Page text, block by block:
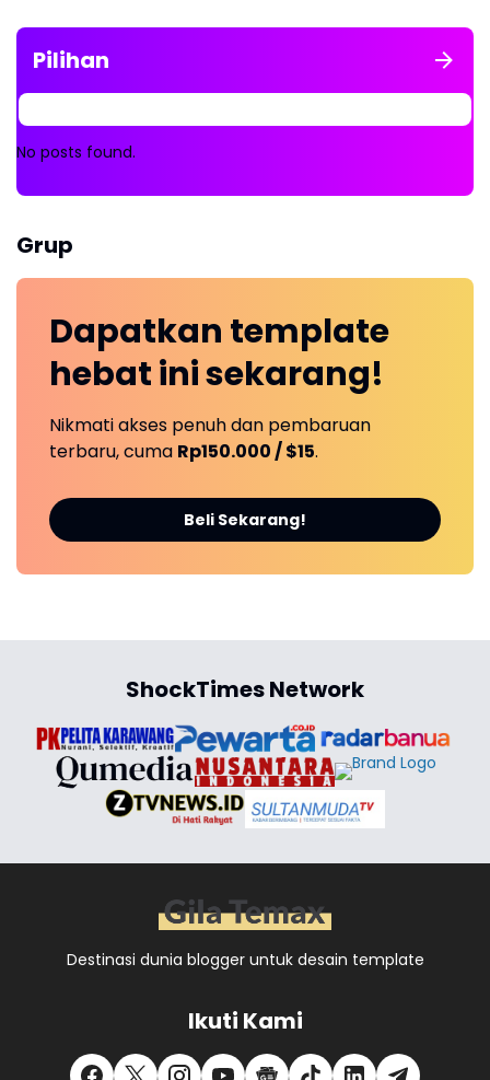
Pilihan
No posts found.
Grup
Dapatkan template
hebat inisekarang!
Nikmati akses penuh dan pembaruan
terbaru, cuma Rp150.000 / $15.
Beli Sekarang!
ShockTimes Network
Destinasi dunia blogger untuk desain template
Ikuti Kami